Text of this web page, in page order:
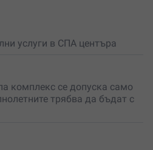
услуги в СПА центъра
комплекс се допуска само
трябва да бъдат с